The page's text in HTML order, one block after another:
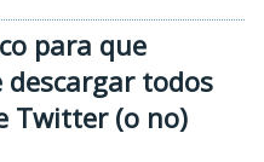
para que
descargar todos
Twitter (o no)